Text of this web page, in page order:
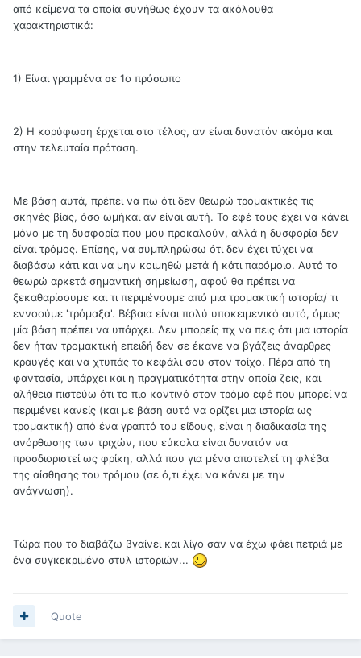
από κείμενα τα οποία συνήθως έχουν τα ακόλουθα
χαρακτηριστικά:
1) Είναι γραμμένα σε 1ο πρόσωπο
2) Η κορύφωση έρχεται στο τέλος, αν είναι δυνατόν ακόμα και
στην τελευταία πρόταση.
Με βάση αυτά, πρέπει να πω ότι δεν θεωρώ τρομακτικές τις
σκηνές βίας, όσο ωμήκαι αν είναι αυτή. Το εφέ τους έχει να κάνει
μόνο με τη δυσφορία που μου προκαλούν, αλλά η δυσφορία δεν
είναι τρόμος. Επίσης, να συμπληρώσω ότι δεν έχει τύχει να
διαβάσω κάτι και να μην κοιμηθώ μετά ή κάτι παρόμοιο. Αυτό το
θεωρώ αρκετά σημαντική σημείωση, αφού θα πρέπει να
ξεκαθαρίσουμε και τι περιμένουμε από μια τρομακτική ιστορία/ τι
εννοούμε 'τρόμαξα'. Βέβαια είναι πολύ υποκειμενικό αυτό, όμως
μία βάση πρέπει να υπάρχει. Δεν μπορείς πχ να πεις ότι μια ιστορία
δεν ήταν τρομακτική επειδή δεν σε έκανε να βγάζεις άναρθρες
κραυγές και να χτυπάς το κεφάλι σου στον τοίχο. Πέρα από τη
φαντασία, υπάρχει και η πραγματικότητα στην οποία ζεις, και
αλήθεια πιστεύω ότι το πιο κοντινό στον τρόμο εφέ που μπορεί να
περιμένει κανείς (και με βάση αυτό να ορίζει μια ιστορία ως
τρομακτική) από ένα γραπτό του είδους, είναι η διαδικασία της
ανόρθωσης των τριχών, που εύκολα είναι δυνατόν να
προσδιοριστεί ως φρίκη, αλλά που για μένα αποτελεί τη φλέβα
της αίσθησης του τρόμου (σε ό,τι έχει να κάνει με την
ανάγνωση).
Τώρα που το διαβάζω βγαίνει και λίγο σαν να έχω φάει πετριά με
ένα συγκεκριμένο στυλ ιστοριών...
Quote